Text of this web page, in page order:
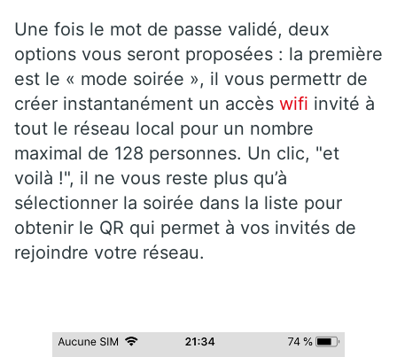
Une fois le mot de passe validé, deux
options vous seront proposées : la première
est le « mode soirée », il vous permettr de
créer instantanément un accès wifi invité à
tout le réseau local pour un nombre
maximal de 128 personnes. Un clic, "et
voilà !", il ne vous reste plus qu’à
sélectionner la soirée dans la liste pour
obtenir le QR qui permet à vos invités de
rejoindre votre réseau.